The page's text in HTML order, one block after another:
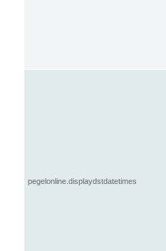
pegelonline.displaydstdatetimes